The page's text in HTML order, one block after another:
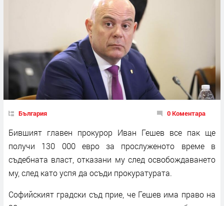
България 0 Коментара
Бившият главен прокурор Иван Гешев все пак ще
получи 130 000 евро за прослуженото време в
съдебната власт, отказани му след освобождаването
му, след като успя да осъди прокуратурата.
Софийският градски съд прие, че Гешев има право на